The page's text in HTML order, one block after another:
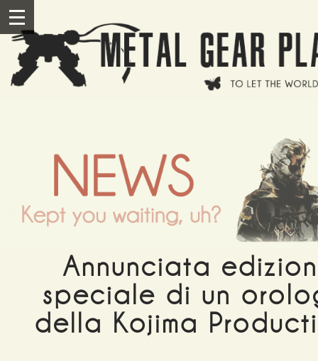
Annunciata
speciale di un
della Kojima
III